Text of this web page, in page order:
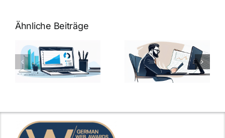
Ähnliche Beiträge
Fragen zum
Geschicktes
Ansprechen
der
Vorstellungsgespräch
Fragen: 77
Fragen und
kluge